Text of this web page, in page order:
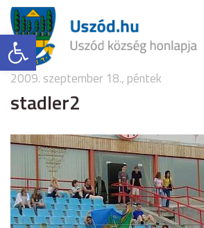
Eszköztár megnyitása
2009. szeptember 18., péntek
stadler2